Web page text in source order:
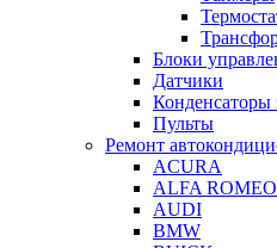
Блоки
Датчики
Конденсаторы
Пульты
Ремонт
ACURA
ALFA ROMEO
AUDI
BMW